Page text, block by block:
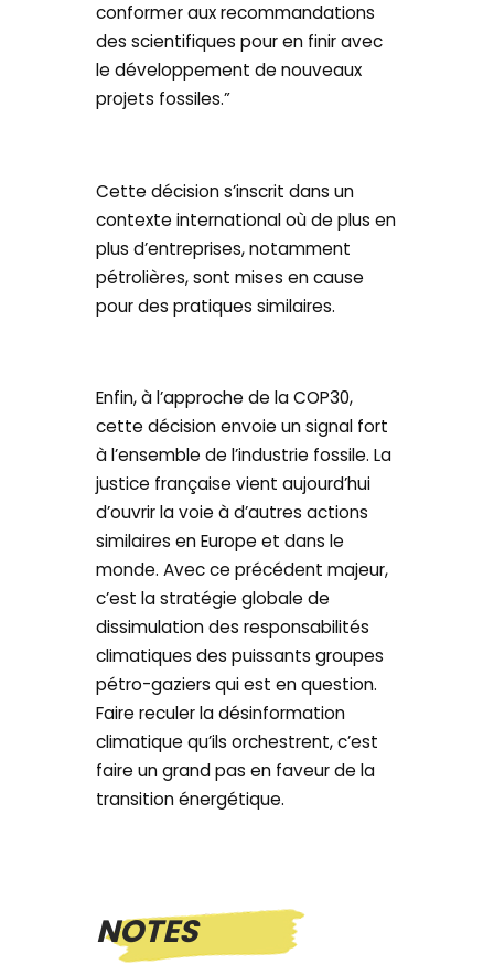
conformer aux recommandations
des scientifiques pour en finir avec
le développement de nouveaux
projets fossiles.”
Cette décision s’inscrit dans un
contexte international où de plus en
plus d’entreprises, notamment
pétrolières, sont mises en cause
pour des pratiques similaires.
Enfin, à l’approche de la COP30,
cette décision envoie un signal fort
à l’ensemble de l’industrie fossile. La
justice française vient aujourd’hui
d’ouvrir la voie à d’autres actions
similaires en Europe et dans le
monde. Avec ce précédent majeur,
c’est la stratégie globale de
dissimulation des responsabilités
climatiques des puissants groupes
pétro-gaziers qui est en question.
Faire reculer la désinformation
climatique qu’ils orchestrent, c’est
faire un grand pas en faveur de la
transition énergétique.
NOTES